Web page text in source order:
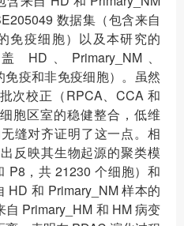
数据集（包含来自
免疫细胞）以及本研究的
HD、Primary_NM、
免疫和非免疫细胞）。虽然
次校正（RPCA、CCA 和
胞区室的稳健整合，低维
缝对齐证明了这一点。相
反映其生物起源的聚类模
P8，共 21230 个细胞）和
HD 和 Primary_NM 样本的
Primary_HM 和 HM 病变